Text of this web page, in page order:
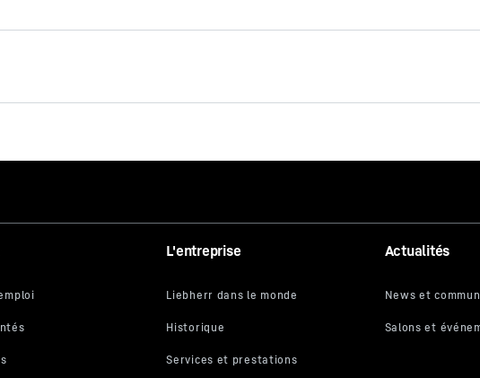
types forts.
L'entreprise Actualités